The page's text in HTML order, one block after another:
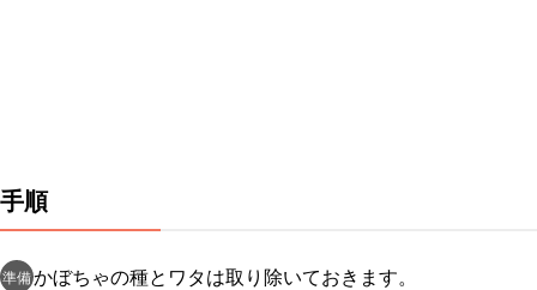
手順
準備かぼちゃの種とワタは取り除いておきます。